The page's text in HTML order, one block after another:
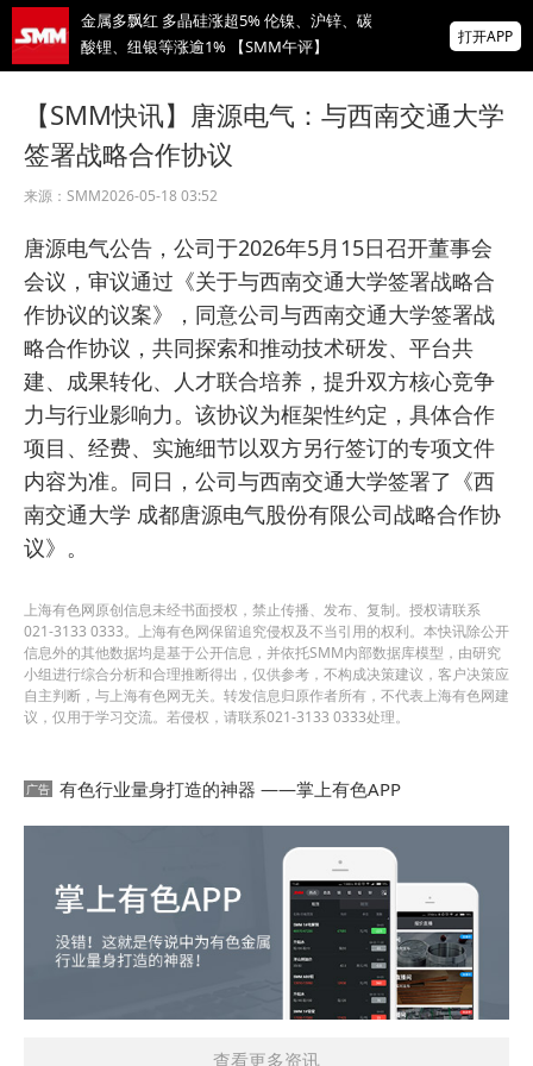
金属多飘红 多晶硅涨超5% 伦镍、沪锌、碳
酸锂、纽银等涨逾1% 【SMM午评】
17.3%
【直播中】海外宏观经济及大类资产展望 全
球锌、氧化锌、镀锌板供需及价格展望
掌上有色
为有色行业打造的神器
打开APP
【SMM快讯】唐源电气：与西南交通大学
签署战略合作协议
来源： SMM2026-05-18 03:52
唐源电气公告，公司于2026年5月15日召开董事会
会议，审议通过《关于与西南交通大学签署战略合
作协议的议案》，同意公司与西南交通大学签署战
略合作协议，共同探索和推动技术研发、平台共
建、成果转化、人才联合培养，提升双方核心竞争
力与行业影响力。该协议为框架性约定，具体合作
项目、经费、实施细节以双方另行签订的专项文件
内容为准。同日，公司与西南交通大学签署了《西
南交通大学 成都唐源电气股份有限公司战略合作协
议》。
上海有色网原创信息未经书面授权，禁止传播、发布、复制。授权请联系
021-3133 0333。上海有色网保留追究侵权及不当引用的权利。本快讯除公开
信息外的其他数据均是基于公开信息，并依托SMM内部数据库模型，由研究
小组进行综合分析和合理推断得出，仅供参考，不构成决策建议，客户决策应
自主判断，与上海有色网无关。转发信息归原作者所有，不代表上海有色网建
议，仅用于学习交流。若侵权，请联系021-3133 0333处理。
有色行业量身打造的神器 ——掌上有色APP
查看更多资讯